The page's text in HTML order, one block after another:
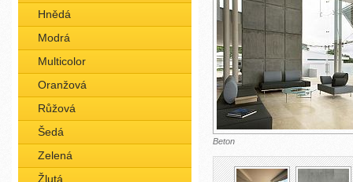
Hnědá
Modrá
Multicolor
Oranžová
Růžová
Šedá
Zelená
Žlutá
Beton